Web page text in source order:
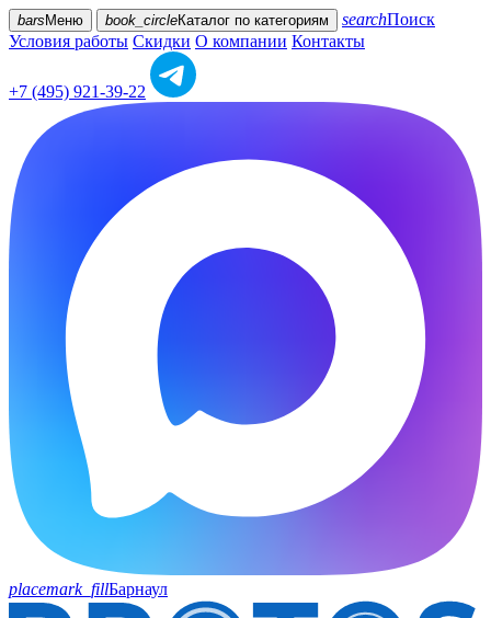
bars Меню book_circleКаталог по категориям searchПоиск
Условия работы Скидки О компании Контакты
+7 (495) 921-39-22
placemark_fillБарнаул